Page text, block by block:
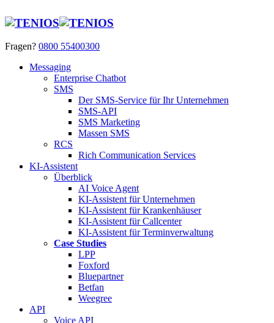
Fragen? 0800 55400300
Messaging
Enterprise Chatbot
SMS
Der SMS-Service für Ihr Unternehmen
SMS-API
SMS Marketing
Massen SMS
RCS
Rich Communication Services
KI-Assistent
Überblick
AI Voice Agent
KI-Assistent für Unternehmen
KI-Assistent für Krankenhäuser
KI-Assistent für Callcenter
KI-Assistent für Terminverwaltung
Case Studies
LPP
Foxford
Bluepartner
Betfan
Weegree
API
Voice API